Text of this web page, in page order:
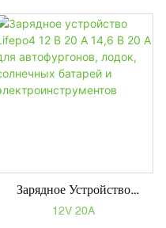
Устройство Для
Электронного Велосипеда
Зарядное Устройство
Lifepo4 12 В 20 А 14,6 В
12V 20A